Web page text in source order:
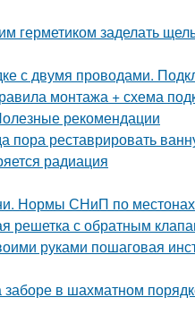
герметиком заделать
с двумя проводами.
монтажа + схема
рекомендации
пора реставрировать
радиация
Нормы СНиП по
решетка с обратным
руками пошаговая
в шахматном